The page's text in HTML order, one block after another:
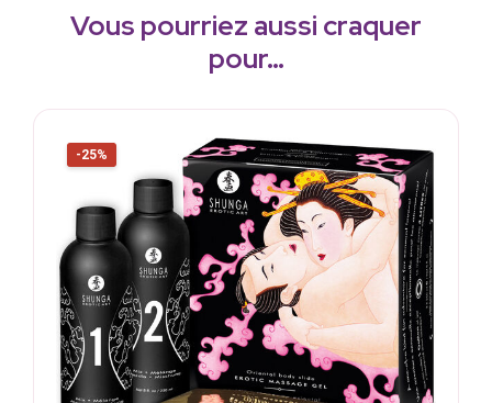
Vous pourriez aussi craquer
pour…
-25%